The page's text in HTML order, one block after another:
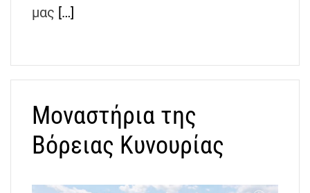
μας […]
Μοναστήρια της
Βόρειας Κυνουρίας